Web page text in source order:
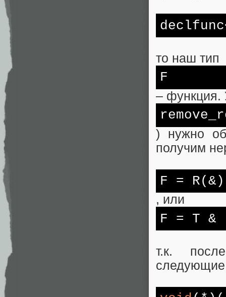
то наш тип
F
– функция.
) нужно
получим
F =
, или
F = T &
т.к.